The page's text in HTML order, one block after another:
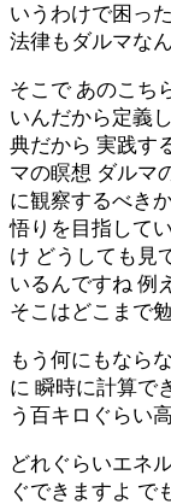
いうわけで困っ
法律もダルマな
そこで あのこち
いんだから定義
典だから 実践す
マの瞑想 ダルマ
に観察するべき
悟りを目指して
け どうしても見
いるんですね 例
そこはどこまで
もう何にもなら
に 瞬時に計算で
う百キロぐらい
どれぐらいエネ
ぐできますよ で